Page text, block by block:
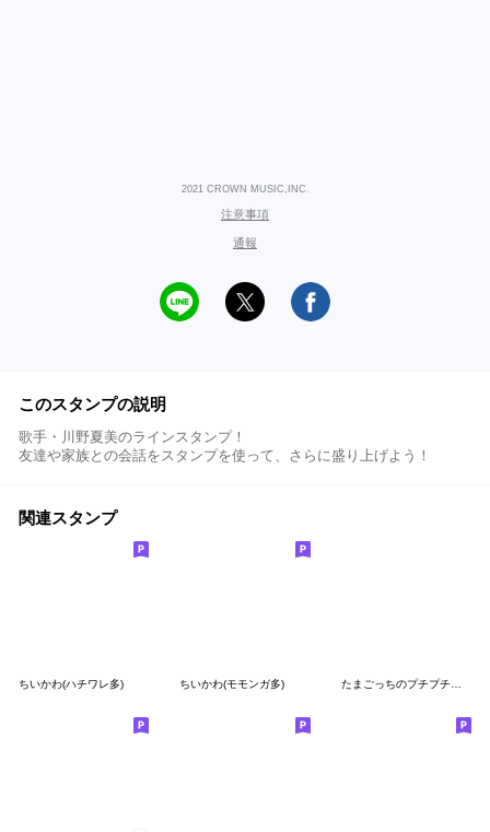
2021 CROWN MUSIC,INC.
注意事項
通報
このスタンプの説明
歌手・川野夏美のラインスタンプ！
友達や家族との会話をスタンプを使って、さらに盛り上げよう！
関連スタンプ
ちいかわ(ハチワレ多) ちいかわ(モモンガ多) たまごっちのプチプチおみせっち